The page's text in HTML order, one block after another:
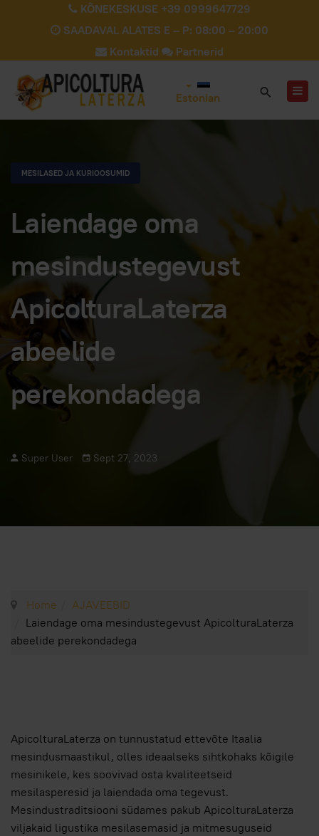
KÕNEKESKUSE +39 0999647729
SAADAVAL ALATES E – P: 08:00 – 20:00
Kontaktid
Partnerid
Estonian
MESILASED JA KURIOOSUMID
Laiendage oma
mesindustegevust
ApicolturaLaterza
abeelide
perekondadega
Super User Sept 27, 2023
Home
AJAVEEBID
Laiendage oma mesindustegevust ApicolturaLaterza
abeelide perekondadega
ApicolturaLaterza on tunnustatud ettevõte Itaalia
mesindusmaastikul, olles ideaalseks sihtkohaks kõigile
mesinikele, kes soovivad osta kvaliteetseid
mesilasperesid ja laiendada oma tegevust.
Mesindustraditsiooni südames pakub ApicolturaLaterza
viljakaid ligustika mesilasemasid ja mitmesuguseid